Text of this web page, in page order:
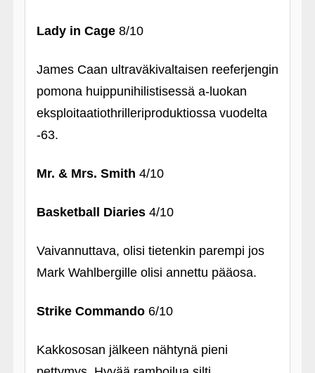
Lady in Cage8/10
James Caan ultraväkivaltaisen reeferjengin
pomona huippunihilistisessä a-luokan
eksploitaatiothrilleriproduktiossa vuodelta
‑63.
Mr. & Mrs. Smith 4/10
Basketball Diaries4/10
Vaivannuttava, olisi tietenkin parempi jos
Mark Wahlbergille olisi annettu pääosa.
Strike Commando6/10
Kakkososan jälkeen nähtynä pieni